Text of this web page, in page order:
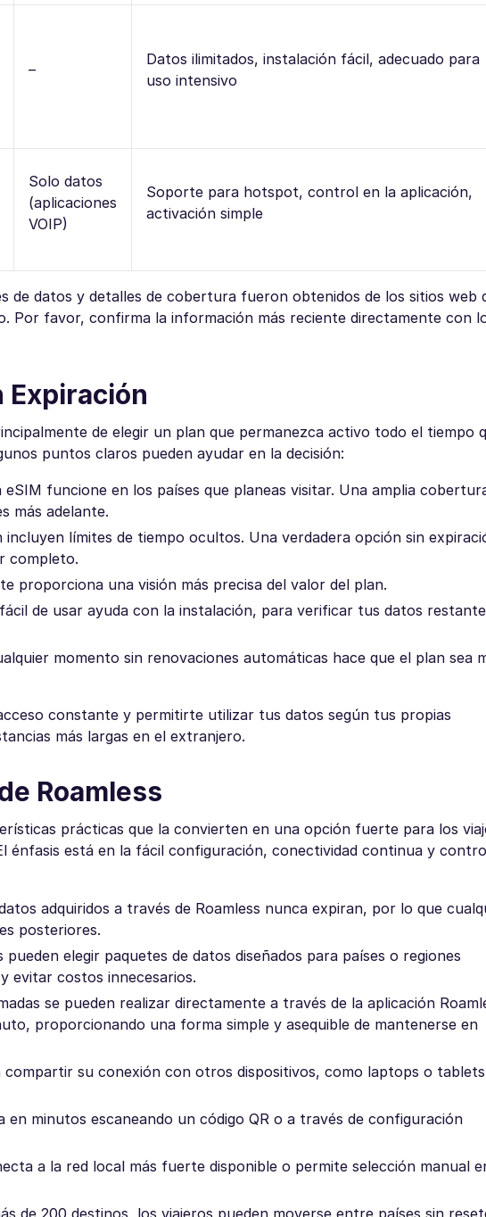
–
Datos ilimitados, instalación fácil, adecuado para
uso intensivo
Solo datos
(aplicaciones
VOIP)
Soporte para hotspot, control en la aplicación,
activación simple
de datos y detalles de cobertura fueron obtenidos de los sitios web
Por favor, confirma la información más reciente directamente con
Expiración
de elegir un plan que permanezca activo todo el tiempo
puntos claros pueden ayudar en la decisión:
funcione en los países que planeas visitar. Una amplia
más adelante.
incluyen límites de tiempo ocultos. Una verdadera opción sin
completo.
proporciona una visión más precisa del valor del plan.
de usar ayuda con la instalación, para verificar tus datos
momento sin renovaciones automáticas hace que el plan sea
constante y permitirte utilizar tus datos según tus propias
más largas en el extranjero.
Roamless
prácticas que la convierten en una opción fuerte para los
énfasis está en la fácil configuración, conectividad continua y
adquiridos a través de Roamless nunca expiran, por lo que
posteriores.
elegir paquetes de datos diseñados para países o regiones
evitar costos innecesarios.
se pueden realizar directamente a través de la aplicación
proporcionando una forma simple y asequible de mantenerse en
su conexión con otros dispositivos, como laptops o
en minutos escaneando un código QR o a través de configuración
a la red local más fuerte disponible o permite selección manual